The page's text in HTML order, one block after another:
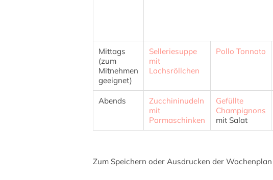
Mittags
(zum
Mitnehmen
geeignet)
Selleriesuppe
mit
Lachsröllchen
Pollo Tonnato
Abends
Zucchininudeln
mit
Parmaschinken
Gefüllte
Champignons
mit Salat
Zum Speichern oder Ausdrucken der